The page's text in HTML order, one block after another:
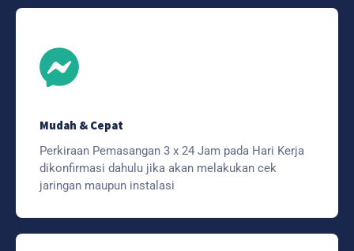
Mudah & Cepat
Perkiraan Pemasangan 3 x 24 Jam pada Hari Kerja
dikonfirmasi dahulu jika akan melakukan cek
jaringan maupun instalasi